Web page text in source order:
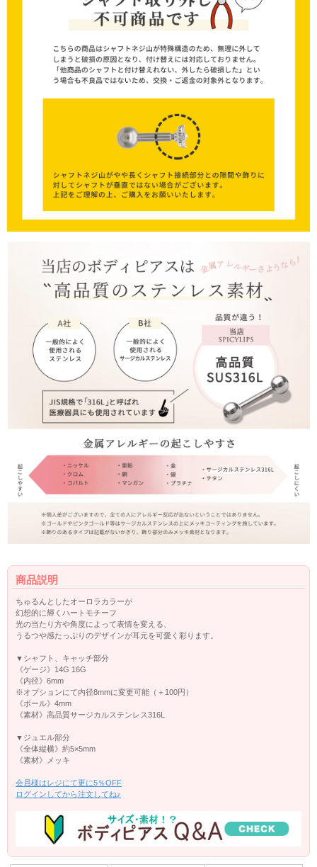
商品説明
ちゅるんとしたオーロラカラーが
幻想的に輝くハートモチーフ
光の当たり方や角度によって表情を変える、
うるつや感たっぷりのデザインが耳元を可愛く彩ります。
▼シャフト、キャッチ部分
《ゲージ》14G 16G
《内径》6mm
※オプションにて内径8mmに変更可能（＋100円）
《ボール》4mm
《素材》高品質サージカルステンレス316L
▼ジュエル部分
《全体縦横》約5×5mm
《素材》メッキ
会員様はレジにて更に5％OFF
ログインしてから注文してね♪